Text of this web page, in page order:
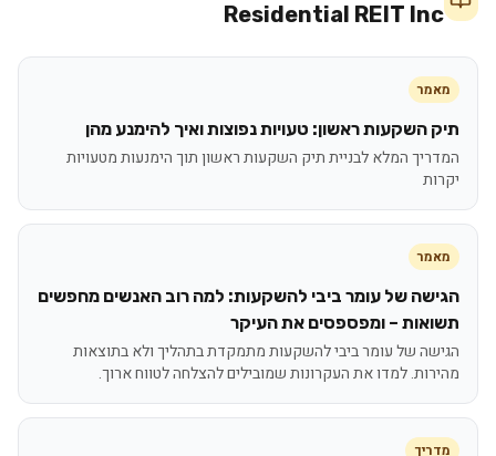
Residential REIT Inc
מאמר
תיק השקעות ראשון: טעויות נפוצות ואיך להימנע מהן
המדריך המלא לבניית תיק השקעות ראשון תוך הימנעות מטעויות
יקרות
מאמר
הגישה של עומר ביבי להשקעות: למה רוב האנשים מחפשים
תשואות – ומפספסים את העיקר
הגישה של עומר ביבי להשקעות מתמקדת בתהליך ולא בתוצאות
מהירות. למדו את העקרונות שמובילים להצלחה לטווח ארוך.
מדריך